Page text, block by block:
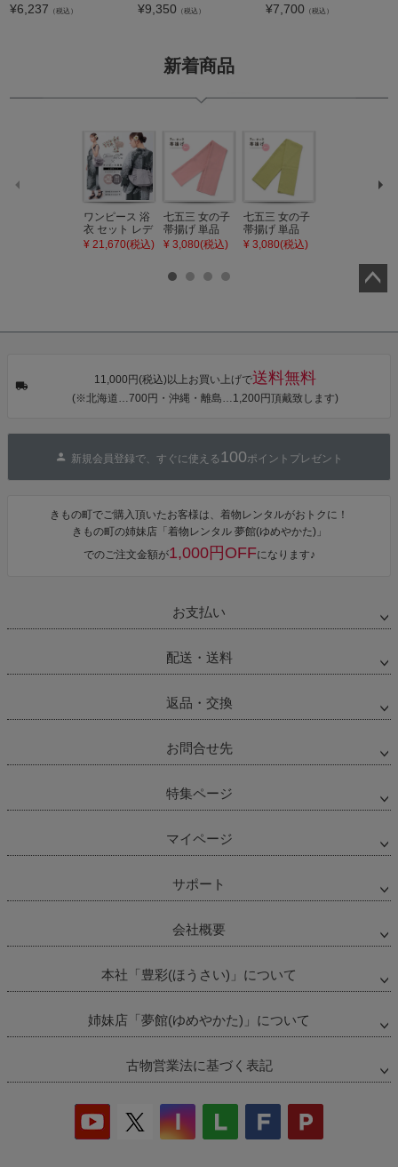
¥6,237 （税込） ¥9,350 （税込） ¥7,700 （税込）
新着商品
ワンピース 浴
衣 セット レデ
ィース 吸水速
乾 ポリエステ
タン・夜の葉
カシュクール
ワンピース 簡
単着付け 大人
¥ 21,670(税込)
七五三 女の子
帯揚げ 単品
「灰桃色」日
本製 7歳 女児
びあげ 和装 着
【メール便不
¥ 3,080(税込)
七五三 女の子
帯揚げ 単品
「若葉色」日
本製 7歳 女児
【メール便不
¥ 3,080(税込)
帯締め 七五三
小物 丸ぐけ紐
【メール便不
11,000円(税込)以上お買い上げで送料無料
(※北海道…700円・沖縄・離島…1,200円頂戴致します)
新規会員登録で、すぐに使える 100ポイントプレゼント
きもの町でご購入頂いたお客様は、着物レンタルがおトクに！
きもの町の姉妹店「着物レンタル 夢館(ゆめやかた)」
でのご注文金額が1,000円OFFになります♪
お支払い
配送・送料
返品・交換
お問合せ先
特集ページ
マイページ
サポート
会社概要
本社「豊彩(ほうさい)」について
姉妹店「夢館(ゆめやかた)」について
古物営業法に基づく表記